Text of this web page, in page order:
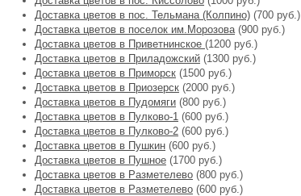
Доставка цветов в пос. Тельмана (Колпино) (700 руб.)
Доставка цветов в поселок им.Морозова(900 руб.)
Доставка цветов в Приветнинское (1200 руб.)
Доставка цветов в Приладожский (1300 руб.)
Доставка цветов в Приморск (1500 руб.)
Доставка цветов в Приозерск (2000 руб.)
Доставка цветов в Пудомяги (800 руб.)
Доставка цветов в Пулково-1 (600 руб.)
Доставка цветов в Пулково-2 (600 руб.)
Доставка цветов в Пушкин (600 руб.)
Доставка цветов в Пушное (1700 руб.)
Доставка цветов в Разметелево (800 руб.)
Доставка цветов в Разметелево (600 руб.)